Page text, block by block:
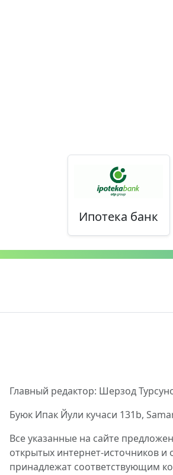
Ипотека банк
Главный редактор: Шерзод
Буюк Ипак Йули кучаси 131b,
Все указанные на сайте
открытых интернет-источников
принадлежат соответствующим